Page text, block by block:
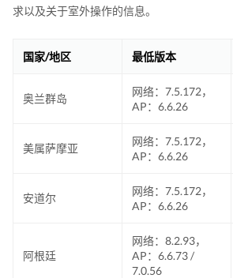
求以及关于室外操作的信息。
国家/地区 最低版本
奥兰群岛
网络：7.5.172，
AP：6.6.26
美属萨摩亚
网络：7.5.172，
AP：6.6.26
安道尔
网络：7.5.172，
AP：6.6.26
阿根廷
网络：8.2.93，
AP：6.6.73 /
7.0.56